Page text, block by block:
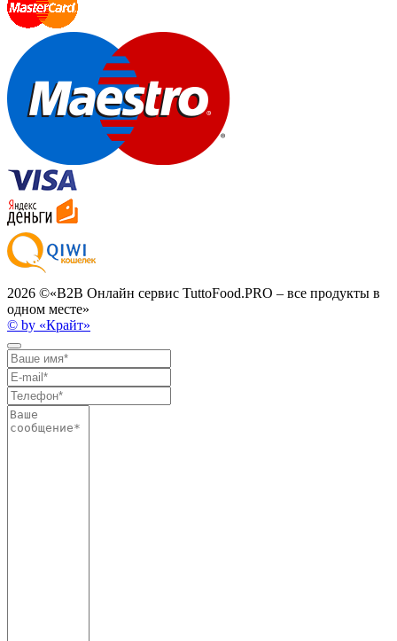
2026 ©«B2B Онлайн сервис TuttoFood.PRO – все продукты в
одном месте»
© by «Крайт»